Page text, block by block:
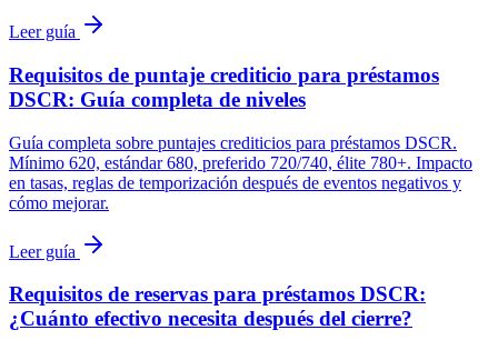
Leer guía
Requisitos de puntaje crediticio para préstamos
DSCR: Guía completa de niveles
Guía completa sobre puntajes crediticios para préstamos DSCR.
Mínimo 620, estándar 680, preferido 720/740, élite 780+. Impacto
en tasas, reglas de temporización después de eventos negativos y
cómo mejorar.
Leer guía
Requisitos de reservas para préstamos DSCR:
¿Cuánto efectivo necesita después del cierre?